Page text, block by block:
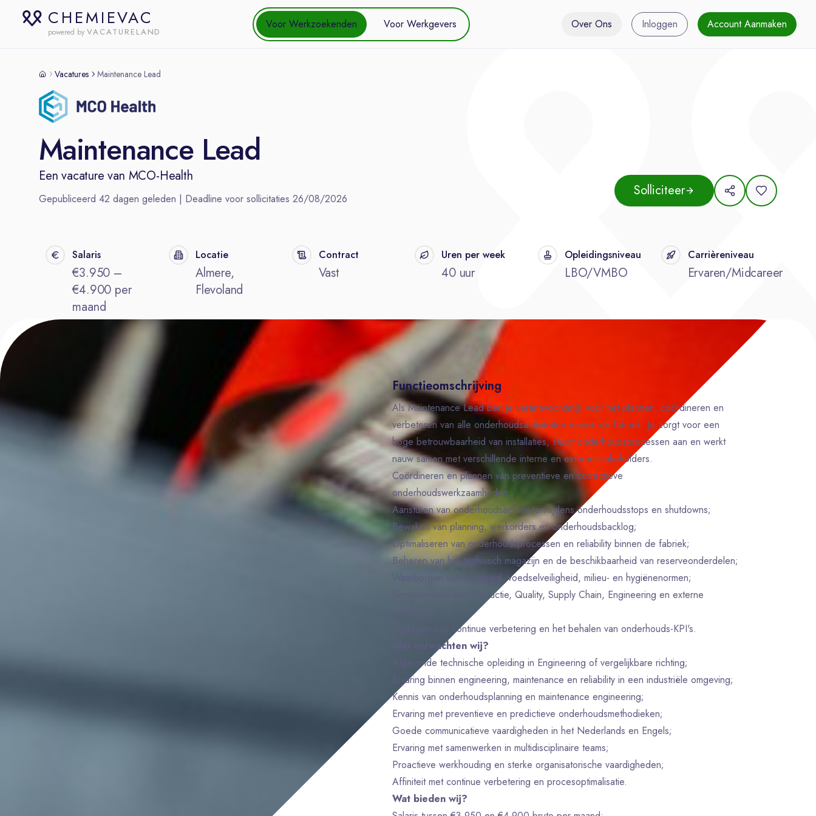
CHEMIEVAC
powered by VACATURELAND
Voor Werkzoekenden Voor Werkgevers Over Ons Inloggen Account Aanmaken
Vacatures Maintenance Lead
Maintenance Lead
Een vacature van MCO-Health
Gepubliceerd 42 dagen geleden | Deadline voor sollicitaties 26/08/2026 Solliciteer
Salaris
€3.950 –
€4.900 per
maand
Locatie
Almere,
Flevoland
Contract
Vast
Uren per week
40 uur
Opleidingsniveau
LBO/VMBO
Carrièreniveau
Ervaren/Midcareer
Functieomschrijving
Als Maintenance Lead ben je verantwoordelijk voor het plannen, coördineren en
verbeteren van alle onderhoudsactiviteiten binnen de fabriek. Je zorgt voor een
hoge betrouwbaarheid van installaties, stuurt onderhoudsprocessen aan en werkt
nauw samen met verschillende interne en externe stakeholders.
Coördineren en plannen van preventieve en correctieve
onderhoudswerkzaamheden;
Aansturen van onderhoudsactiviteiten tijdens onderhoudsstops en shutdowns;
Bewaken van planning, werkorders en onderhoudsbacklog;
Optimaliseren van onderhoudsprocessen en reliability binnen de fabriek;
Beheren van het technisch magazijn en de beschikbaarheid van reserveonderdelen;
Waarborgen van veiligheid, voedselveiligheid, milieu- en hygiënenormen;
Samenwerken met Productie, Quality, Supply Chain, Engineering en externe
Bijdragen aan continue verbetering en het behalen van onderhouds-KPI's.
Wat verwachten wij?
Afgeronde technische opleiding in Engineering of vergelijkbare richting;
Ervaring binnen engineering, maintenance en reliability in een industriële omgeving;
Kennis van onderhoudsplanning en maintenance engineering;
Ervaring met preventieve en predictieve onderhoudsmethodieken;
Goede communicatieve vaardigheden in het Nederlands en Engels;
Ervaring met samenwerken in multidisciplinaire teams;
Proactieve werkhouding en sterke organisatorische vaardigheden;
Affiniteit met continue verbetering en procesoptimalisatie.
Wat bieden wij?